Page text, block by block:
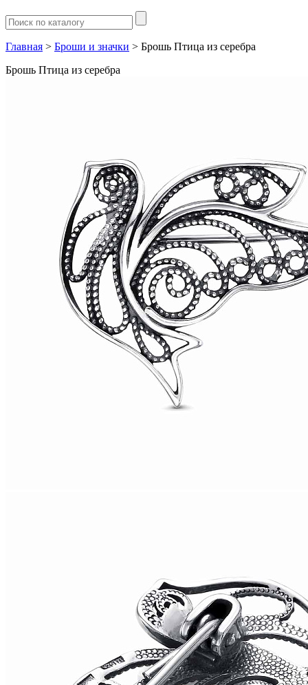
Главная > Броши и значки > Брошь Птица из серебра
Брошь Птица из серебра